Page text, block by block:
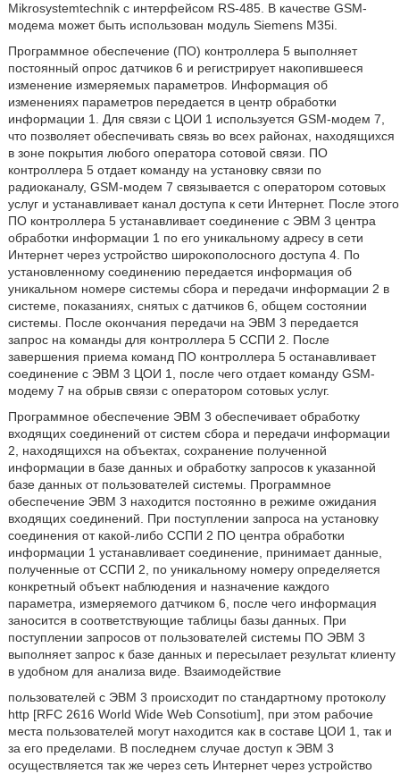
Mikrosystemtechnik с интерфейсом RS-485. В качестве GSM-
модема может быть использован модуль Siemens M35i.
Программное обеспечение (ПО) контроллера 5 выполняет
постоянный опрос датчиков 6 и регистрирует накопившееся
изменение измеряемых параметров. Информация об
изменениях параметров передается в центр обработки
информации 1. Для связи с ЦОИ 1 используется GSM-модем 7,
что позволяет обеспечивать связь во всех районах, находящихся
в зоне покрытия любого оператора сотовой связи. ПО
контроллера 5 отдает команду на установку связи по
радиоканалу, GSM-модем 7 связывается с оператором сотовых
услуг и устанавливает канал доступа к сети Интернет. После этого
ПО контроллера 5 устанавливает соединение с ЭВМ 3 центра
обработки информации 1 по его уникальному адресу в сети
Интернет через устройство широкополосного доступа 4. По
установленному соединению передается информация об
уникальном номере системы сбора и передачи информации 2 в
системе, показаниях, снятых с датчиков 6, общем состоянии
системы. После окончания передачи на ЭВМ 3 передается
запрос на команды для контроллера 5 ССПИ 2. После
завершения приема команд ПО контроллера 5 останавливает
соединение с ЭВМ 3 ЦОИ 1, после чего отдает команду GSM-
модему 7 на обрыв связи с оператором сотовых услуг.
Программное обеспечение ЭВМ 3 обеспечивает обработку
входящих соединений от систем сбора и передачи информации
2, находящихся на объектах, сохранение полученной
информации в базе данных и обработку запросов к указанной
базе данных от пользователей системы. Программное
обеспечение ЭВМ 3 находится постоянно в режиме ожидания
входящих соединений. При поступлении запроса на установку
соединения от какой-либо ССПИ 2 ПО центра обработки
информации 1 устанавливает соединение, принимает данные,
полученные от ССПИ 2, по уникальному номеру определяется
конкретный объект наблюдения и назначение каждого
параметра, измеряемого датчиком 6, после чего информация
заносится в соответствующие таблицы базы данных. При
поступлении запросов от пользователей системы ПО ЭВМ 3
выполняет запрос к базе данных и пересылает результат клиенту
в удобном для анализа виде. Взаимодействие
пользователей с ЭВМ 3 происходит по стандартному протоколу
http [RFC 2616 World Wide Web Consotium], при этом рабочие
места пользователей могут находится как в составе ЦОИ 1, так и
за его пределами. В последнем случае доступ к ЭВМ 3
осуществляется так же через сеть Интернет через устройство